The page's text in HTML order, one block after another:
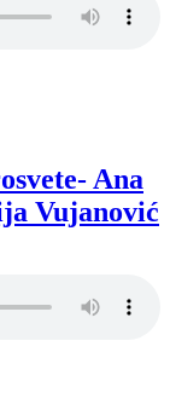
Ana
Vujanović